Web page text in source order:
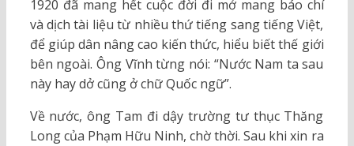
1920 đã mang hết cuộc đời đi mở mang báo chí
và dịch tài liệu từ nhiều thứ tiếng sang tiếng Việt,
để giúp dân nâng cao kiến thức, hiểu biết thế giới
bên ngoài. Ông Vĩnh từng nói: “Nước Nam ta sau
này hay dở cũng ở chữ Quốc ngữ”.
Về nước, ông Tam đi dậy trường tư thục Thăng
Long của Phạm Hữu Ninh, chờ thời. Sau khi xin ra